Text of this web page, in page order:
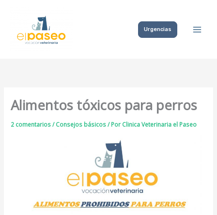
contenido
Urgencias
Alimentos tóxicos para perros
2 comentarios /Consejos básicos/ Por Clinica Veterinaria el Paseo